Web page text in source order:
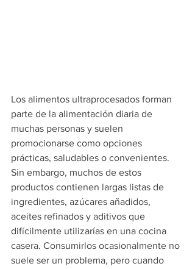
Los alimentos ultraprocesados forman
parte de la alimentación diaria de
muchas personas y suelen
promocionarse como opciones
prácticas, saludables o convenientes.
Sin embargo, muchos de estos
productos contienen largas listas de
ingredientes, azúcares añadidos,
aceites refinados y aditivos que
difícilmente utilizarías en una cocina
casera. Consumirlos ocasionalmente no
suele ser un problema, pero cuando